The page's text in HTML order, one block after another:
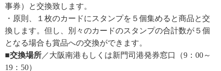
事券）と交換致します。
・原則、１枚のカードにスタンプを５個集めると商品と交
換します。但し、別々のカードのスタンプの合計数が５個
となる場合も賞品への交換ができます。
■交換場所 ／大阪南港もしくは新門司港発券窓口（9：00～
19：50）